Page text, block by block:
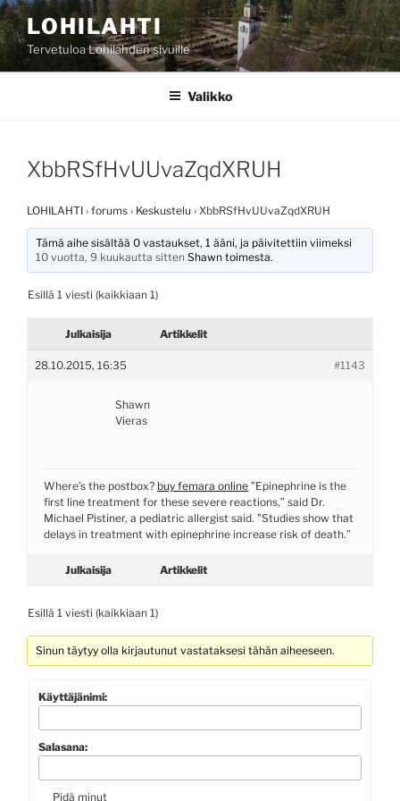
Siirry
sisältöönLOHILAHTI
Tervetuloa Lohilahden sivuille
Valikko
XbbRSfHvUUvaZqdXRUH
LOHILAHTI › forums › Keskustelu › XbbRSfHvUUvaZqdXRUH
Tämä aihe sisältää 0 vastaukset, 1 ääni, ja päivitettiin viimeksi
10 vuotta, 9 kuukautta sitten Shawn toimesta.
Esillä 1 viesti (kaikkiaan 1)
Julkaisija Artikkelit
28.10.2015, 16:35 #1143
Shawn
Vieras
Where’s the postbox? buy femara online ”Epinephrine is the
first line treatment for these severe reactions,” said Dr.
Michael Pistiner, a pediatric allergist said. ”Studies show that
delays in treatment with epinephrine increase risk of death.”
Julkaisija Artikkelit
Esillä 1 viesti (kaikkiaan 1)
Sinun täytyy olla kirjautunut vastataksesi tähän aiheeseen.
Käyttäjänimi:
Salasana:
Pidä minut